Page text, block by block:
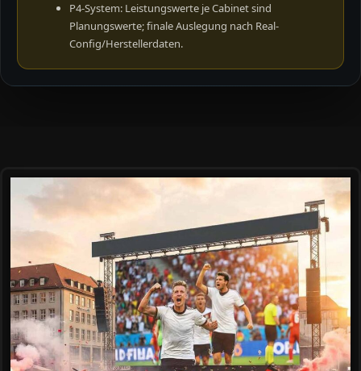
P4-System: Leistungswerte je Cabinet sind
Planungswerte; finale Auslegung nach Real-
Config/Herstellerdaten.